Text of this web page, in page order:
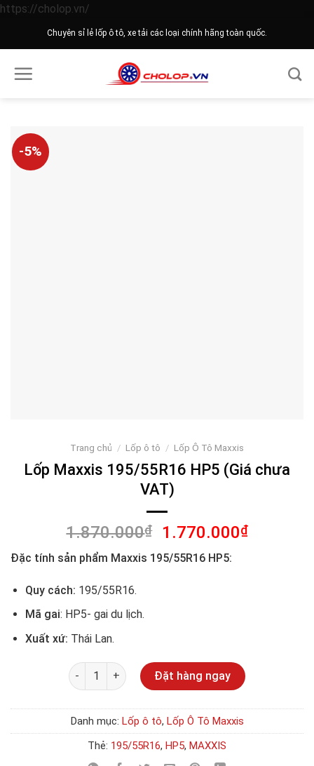
https://cholop.vn/
to
Chuyên sỉ lẻ lốp ô tô, xe tải các loại chính hãng toàn quốc.
-5%
Trang chủ / Lốp ô tô / Lốp Ô Tô Maxxis
Lốp Maxxis 195/55R16 HP5 (Giá chưa
VAT)
1.870.000₫
Giá
gốc
là:
1.770.000₫Giá
Đặc tính sản phẩm Maxxis 195/55R16 HP5:
Quy cách: 195/55R16.
Mã gai: HP5- gai du lịch.
Xuất xứ: Thái Lan.
Số lượng Đặt hàng ngay
Danh mục: Lốp ô tô, Lốp Ô Tô Maxxis
Thẻ: 195/55R16, HP5, MAXXIS